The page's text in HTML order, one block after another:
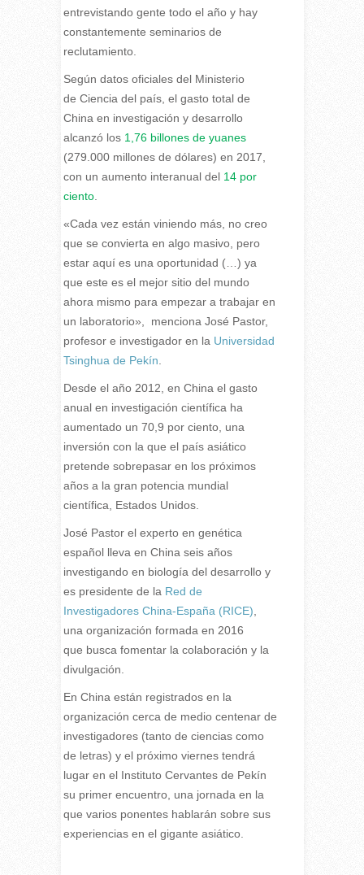
entrevistando gente todo el año y hay
constantemente seminarios de
reclutamiento.
Según datos oficiales del Ministerio
de Ciencia del país, el gasto total de
China en investigación y desarrollo
alcanzó los1,76 billones de yuanes
(279.000 millones de dólares) en 2017,
con un aumento interanual del 14 por
ciento.
«Cada vez están viniendo más, no creo
que se convierta en algo masivo, pero
estar aquí es una oportunidad (…) ya
que este es el mejor sitio del mundo
ahora mismo para empezar a trabajar en
un laboratorio», menciona José Pastor,
profesor e investigador en la Universidad
Tsinghua de Pekín
Desde el año 2012, en China el gasto
anual en investigación científica ha
aumentado un 70,9 por ciento, una
inversión con la que el país asiático
pretende sobrepasar en los próximos
años a la gran potencia mundial
científica, Estados Unidos.
José Pastor el experto en genética
español lleva en China seis años
investigando en biología del desarrollo y
es presidente de la Red de
Investigadores China-España (RICE)
una organización formada en 2016
que busca fomentar la colaboración y la
divulgación.
En China están registrados en la
organización cerca de medio centenar de
investigadores (tanto de ciencias como
de letras) y el próximo viernes tendrá
lugar en el Instituto Cervantes de Pekín
su primer encuentro, una jornada en la
que varios ponentes hablarán sobre sus
experiencias en el gigante asiático.